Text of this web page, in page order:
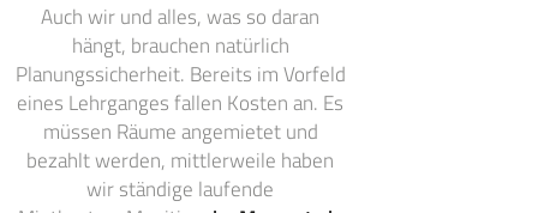
Auch wir und alles, was so daran
hängt, brauchen natürlich
Planungssicherheit. Bereits im Vorfeld
eines Lehrganges fallen Kosten an. Es
müssen Räume angemietet und
bezahlt werden, mittlerweile haben
wir ständige laufende